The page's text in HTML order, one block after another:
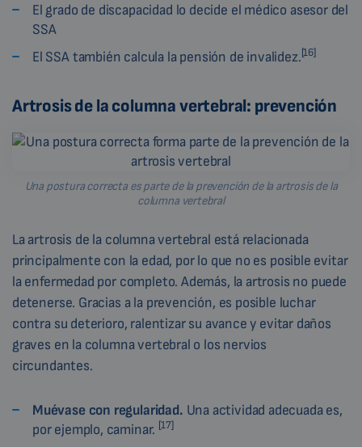
El grado de discapacidad lo decide el médico asesor del
SSA
El SSA también calcula la pensión de invalidez.[16]
Artrosis de la columna vertebral: prevención
Una postura correcta es parte de la prevención de la artrosis de la
columna vertebral
La artrosis de la columna vertebral está relacionada
principalmente con la edad, por lo que no es posible evitar
la enfermedad por completo. Además, la artrosis no puede
detenerse. Gracias a la prevención, es posible luchar
contra su deterioro, ralentizar su avance y evitar daños
graves en la columna vertebral o los nervios
circundantes.
Muévase con regularidad. Una actividad adecuada es,
por ejemplo, caminar. [17]